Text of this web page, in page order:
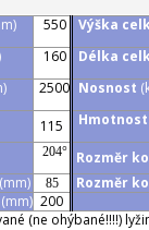
550
Výška
160
Délka
2500 Nosnost
115
204°
Rozměr
(mm) 85
Rozměr
(mm) 200
(ne ohýbané!!!!)